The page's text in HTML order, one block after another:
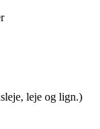
leje og lign.)